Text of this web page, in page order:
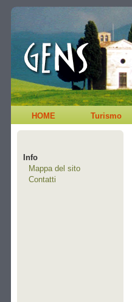
HOME Turismo
Info
Mappa del sito
Contatti